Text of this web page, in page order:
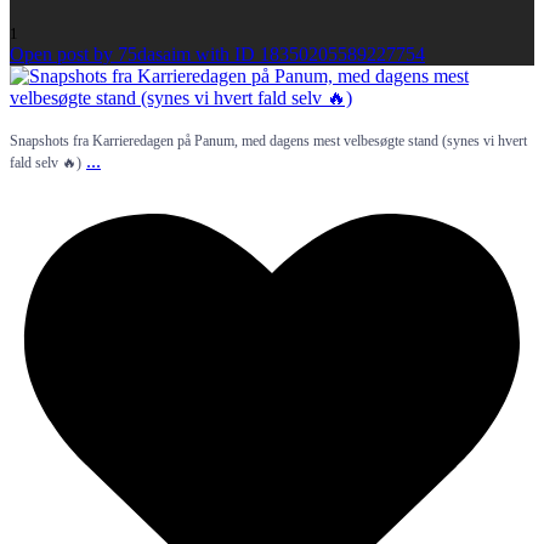
1
Open post by 75dasaim with ID 18350205589227754
Snapshots fra Karrieredagen på Panum, med dagens mest velbesøgte stand (synes vi hvert
fald selv 🔥) ...